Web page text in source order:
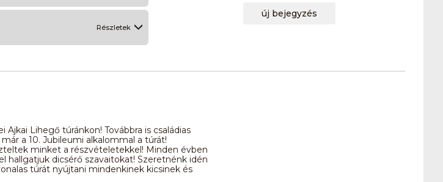
Részletek
új bejegyzés
Lihegő túránkon! Továbbra is családias
a 10. Jubileumi alkalommal a túrát!
minket a részvételetekkel! Minden évben
hallgatjuk dicsérő szavaitokat! Szeretnénk idén
túrát nyújtani mindenkinek kicsinek és